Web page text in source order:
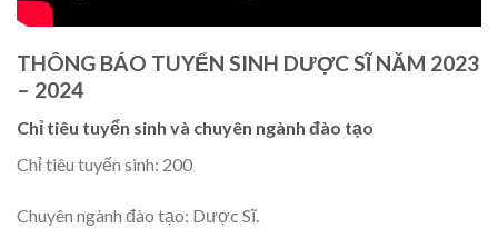
THÔNG BÁO TUYỂN SINH DƯỢC SĨ NĂM 2023
– 2024
Chỉ tiêu tuyển sinh và chuyên ngành đào tạo
Chỉ tiêu tuyển sinh: 200
Chuyên ngành đào tạo: Dược Sĩ.